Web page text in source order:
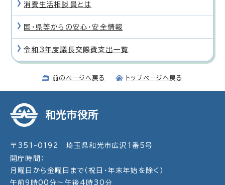
消費生活相談員とは
国・県等からの安心・安全情報
令和3年度議長交際費支出一覧
前のページへ戻る トップページへ戻る
和光市役所
〒351-0192 埼玉県和光市広沢1番5号
開庁時間：
月曜日から金曜日まで（祝日・年末年始を除く）
午前9時00分～午後4時30分